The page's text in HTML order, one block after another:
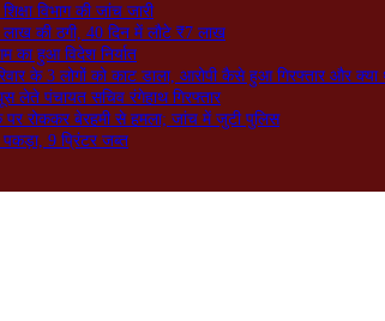
विभाग की जांच जारी
की ठगी, 40 दिन में लौटे ₹7 लाख
का हुआ विदेश निर्यात
के 3 लोगों को काट डाला, आरोपी कैसे हुआ गिरफ्तार और क्या
लेते पंचायत सचिव रंगेहाथ गिरफ्तार
रोककर बेरहमी से हमला; जांच में जुटी पुलिस
9 प्रिंटर जब्त